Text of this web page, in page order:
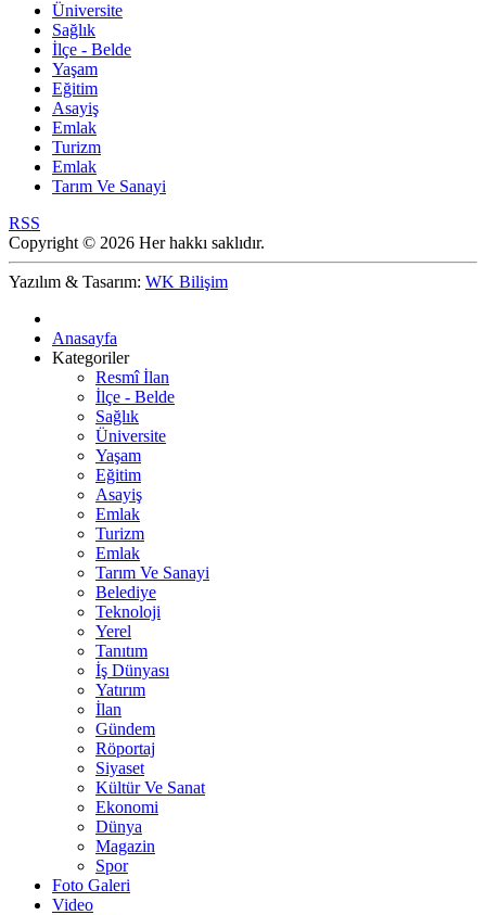
Üniversite
Sağlık
İlçe - Belde
Yaşam
Eğitim
Asayiş
Emlak
Turizm
Emlak
Tarım Ve Sanayi
RSS
Copyright © 2026 Her hakkı saklıdır.
Yazılım & Tasarım: WK Bilişim
Anasayfa
Kategoriler
Resmî İlan
İlçe - Belde
Sağlık
Üniversite
Yaşam
Eğitim
Asayiş
Emlak
Turizm
Emlak
Tarım Ve Sanayi
Belediye
Teknoloji
Yerel
Tanıtım
İş Dünyası
Yatırım
İlan
Gündem
Röportaj
Siyaset
Kültür Ve Sanat
Ekonomi
Dünya
Magazin
Spor
Foto Galeri
Video